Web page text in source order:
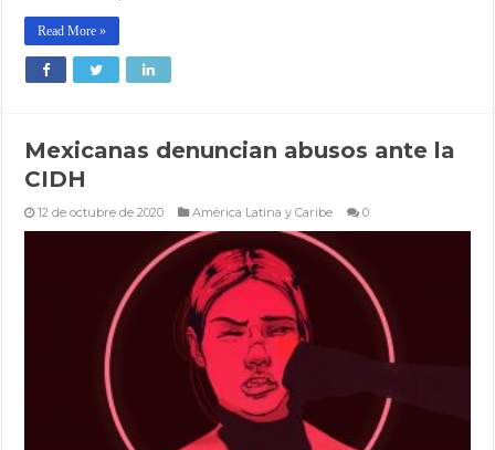
Read More »
Mexicanas denuncian abusos ante la
CIDH
12 de octubre de 2020 América Latina y Caribe 0